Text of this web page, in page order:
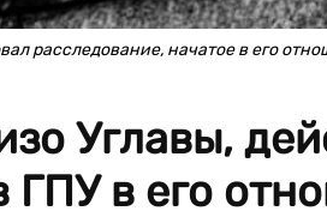
расследование, начатое в его
Углавы,
ГПУ в его